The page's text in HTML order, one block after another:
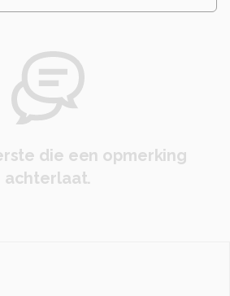
die een opmerking
achterlaat.